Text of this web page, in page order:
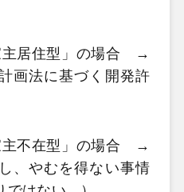
主居住型」の場合 →
画法に基づく開発許
主不在型」の場合 →
、やむを得ない事情